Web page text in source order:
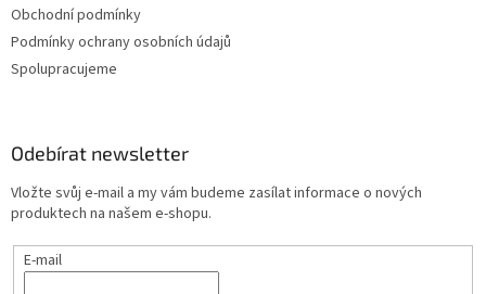
Obchodní podmínky
Podmínky ochrany osobních údajů
Spolupracujeme
Odebírat newsletter
Vložte svůj e-mail a my vám budeme zasílat informace o nových
produktech na našem e-shopu.
E-mail